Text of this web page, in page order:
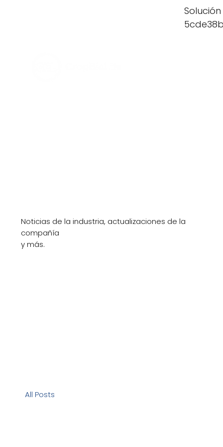
All Posts
Noticias de la industria, actualizaciones de la
compañía
y más.